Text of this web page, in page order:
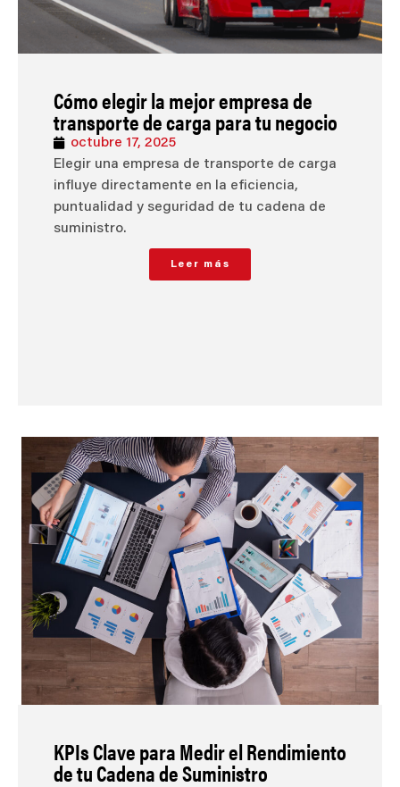
Cómo elegir la mejor empresa de
transporte de carga para tu negocio
octubre 17, 2025
Elegir una empresa de transporte de carga
influye directamente en la eficiencia,
puntualidad y seguridad de tu cadena de
suministro.
Leer más
KPIs Clave para Medir el Rendimiento
de tu Cadena de Suministro